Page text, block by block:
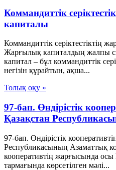
Коммандиттік
капиталы
Коммандиттік серіктестіктің
Жарғылық капиталдың жалпы
капитал – бұл коммандиттік
негізін құрайтын, ақша...
Толық оқу »
97-бап. Өндiрiстiк
Қазақстан
97-бап. Өндiрiстiк
Республикасының Азаматтық
кооперативтiң жарғысында
тармағында көрсетiлген мәлi...